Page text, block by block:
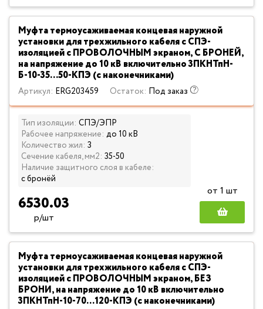
Муфта термоусаживаемая концевая наружной
установки для трехжильного кабеля с СПЭ-
изоляцией с ПРОВОЛОЧНЫМ экраном, С БРОНЕЙ,
на напряжение до 10 кВ включительно 3ПКНТпН-
Б-10-35...50-КПЭ (с наконечниками)
Артикул: ERG203459 Остаток: Под заказ
Тип изоляции: СПЭ/ЭПР
Рабочее напряжение: до 10 кВ
Количество жил: 3
Сечение кабеля, мм2: 35-50
Наличие защитного слоя в кабеле:
с бронёй
6530.03
р/шт
от 1 шт
Муфта термоусаживаемая концевая наружной
установки для трехжильного кабеля с СПЭ-
изоляцией с ПРОВОЛОЧНЫМ экраном, БЕЗ
БРОНИ, на напряжение до 10 кВ включительно
3ПКНТпН-10-70...120-КПЭ (с наконечниками)